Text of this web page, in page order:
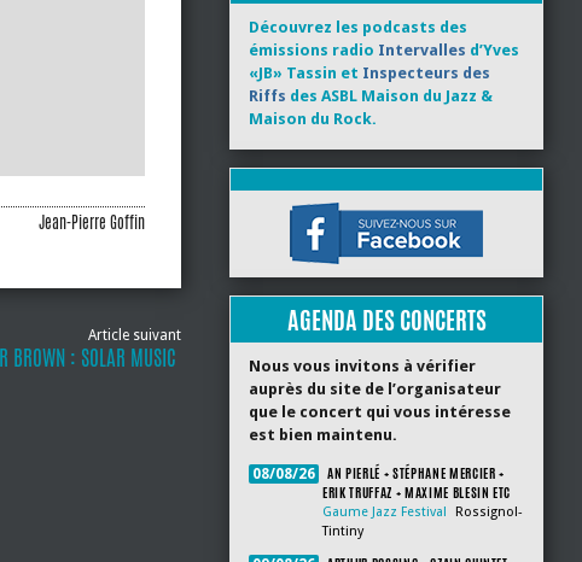
Jean-Pierre Goffin
Article suivant
BROWN : SOLAR MUSIC
Découvrez les podcasts des
émissions radio Intervalles d’Yves
«JB» Tassin et Inspecteurs des
Riffs des ASBL Maison du Jazz &
Maison du Rock.
AGENDA DES CONCERTS
Nous vous invitons à vérifier
auprès du site de l’organisateur
que le concert qui vous intéresse
est bien maintenu.
08/08/26
AN PIERLÉ + STÉPHANE MERCIER +
ERIK TRUFFAZ + MAXIME BLESIN ETC
Gaume Jazz Festival
Rossignol-
Tintiny